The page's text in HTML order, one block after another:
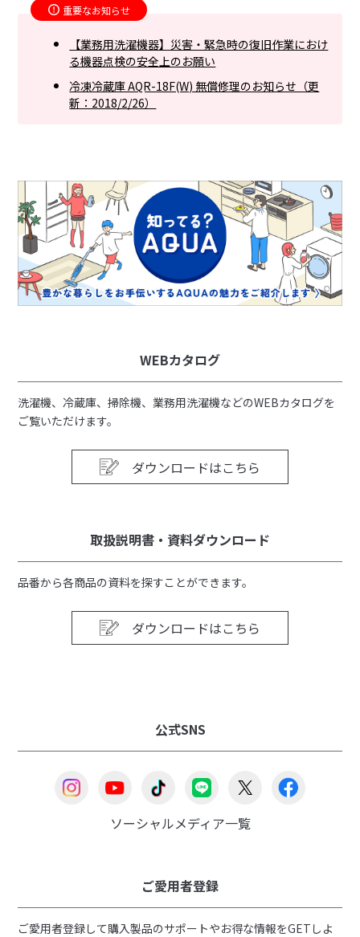
重要なお知らせ
【業務用洗濯機器】災害・緊急時の復旧作業におけ
る機器点検の安全上のお願い
冷凍冷蔵庫 AQR-18F(W) 無償修理のお知らせ（更
新：2018/2/26）
WEBカタログ
洗濯機、冷蔵庫、掃除機、業務用洗濯機などのWEBカタログを
ご覧いただけます。
ダウンロードはこちら
取扱説明書・資料ダウンロード
品番から各商品の資料を探すことができます。
ダウンロードはこちら
公式SNS
ソーシャルメディア一覧
ご愛用者登録
ご愛用者登録して購入製品のサポートやお得な情報をGETしよ